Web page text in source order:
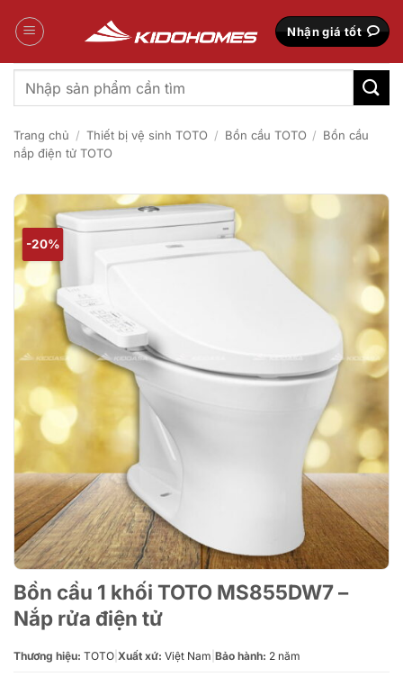
qua
Nhận giá tốt
Tìm
kiếm:
Trang chủ / Thiết bị vệ sinh TOTO / Bồn cầu TOTO / Bồn cầu
nắp điện tử TOTO
-20%
Bồn cầu 1 khối TOTO MS855DW7 –
Nắp rửa điện tử
Thương hiệu: TOTO Xuất xứ: Việt Nam Bảo hành: 2 năm